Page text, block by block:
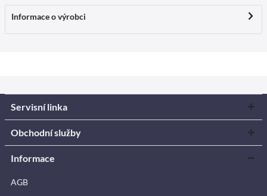
Informace o výrobci
Servisní linka
Obchodní služby
Informace
AGB